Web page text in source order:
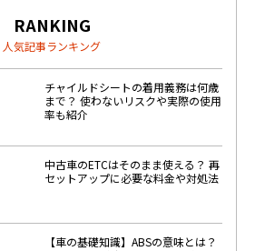
RANKING
人気記事ランキング
チャイルドシートの着用義務は何歳
まで？ 使わないリスクや実際の使用
率も紹介
中古車のETCはそのまま使える？ 再
セットアップに必要な料金や対処法
【車の基礎知識】ABSの意味とは？